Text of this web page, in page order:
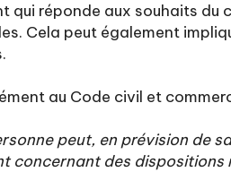
qui réponde aux souhaits du
Cela peut également
au Code civil et
peut, en prévision de
concernant des dispositions